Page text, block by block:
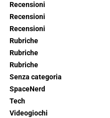
Recensioni
Recensioni
Recensioni
Rubriche
Rubriche
Rubriche
Senza categoria
SpaceNerd
Tech
Videogiochi